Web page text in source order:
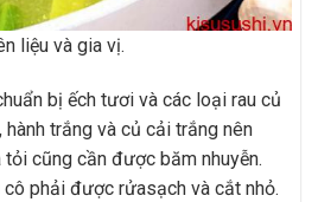
liệu và gia vị.
bị ếch tươi và các loại rau củ
hành trắng và củ cải trắng nên
cũng cần được băm nhuyễn.
phải được rửasạch và cắt nhỏ.